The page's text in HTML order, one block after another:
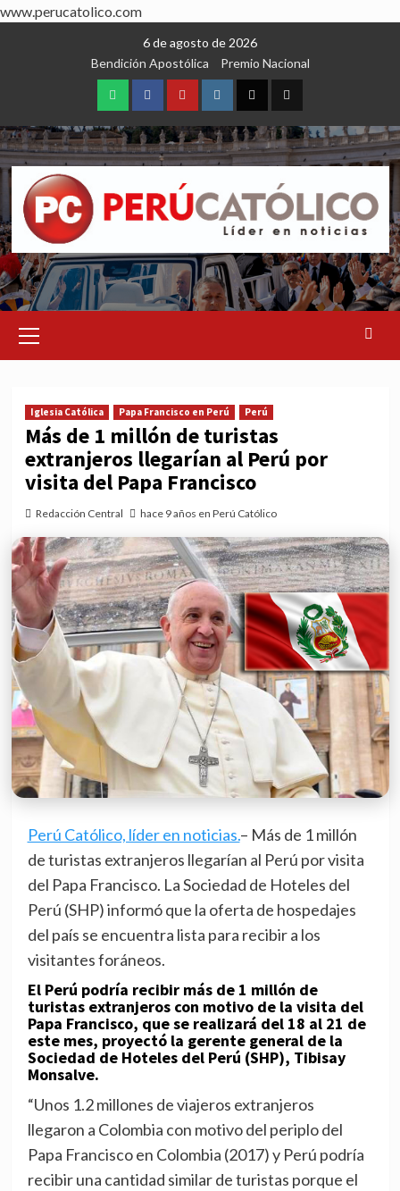
www.perucatolico.com
6 de agosto de 2026
Bendición Apostólica
Premio Nacional
WhatsAppFacebookYoutubeInstagram
X TikTok
Menu
Iglesia Católica Papa Francisco en Perú Perú
Más de 1 millón de turistas
extranjeros llegarían al Perú por
visita del Papa Francisco
Redacción Central hace 9 años en Perú Católico
Perú Católico, líder en noticias.– Más de 1 millón
de turistas extranjeros llegarían al Perú por visita
del Papa Francisco. La Sociedad de Hoteles del
Perú (SHP) informó que la oferta de hospedajes
del país se encuentra lista para recibir a los
visitantes foráneos.
El Perú podría recibir más de 1 millón de
turistas extranjeros con motivo de la visita del
Papa Francisco, que se realizará del 18 al 21 de
este mes, proyectó la gerente general de la
Sociedad de Hoteles del Perú (SHP), Tibisay
Monsalve.
“Unos 1.2 millones de viajeros extranjeros
llegaron a Colombia con motivo del periplo del
Papa Francisco en Colombia (2017) y Perú podría
recibir una cantidad similar de turistas porque el